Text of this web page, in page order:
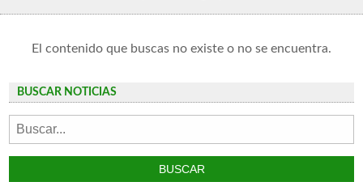
El contenido que buscas no existe o no se encuentra.
BUSCAR NOTICIAS